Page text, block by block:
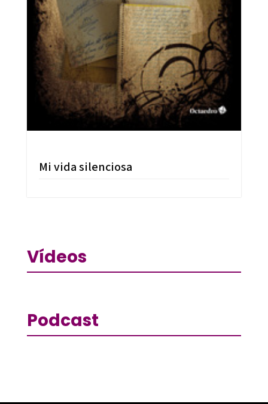
Mi vida silenciosa
Vídeos
Podcast